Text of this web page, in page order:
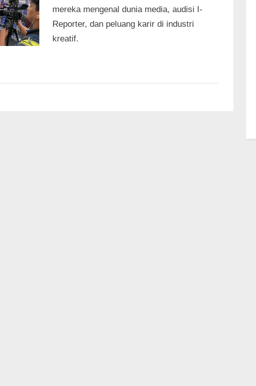
mereka mengenal dunia media, audisi I-
Reporter, dan peluang karir di industri
kreatif.